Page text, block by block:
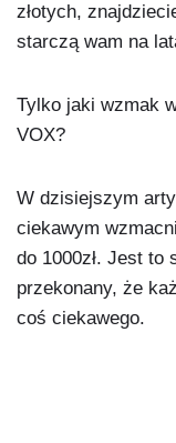
złotych,
starczą wam na
Tylko jaki wzmak
VOX?
W dzisiejszym
ciekawym
do 1000zł. Jest to
przekonany, że
coś ciekawego.